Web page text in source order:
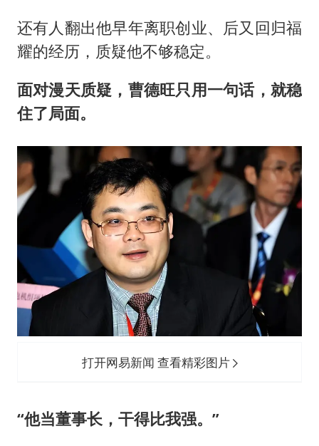
还有人翻出他早年离职创业、后又回归福
耀的经历，质疑他不够稳定。
面对漫天质疑，曹德旺只用一句话，就稳
住了局面。
打开网易新闻 查看精彩图片
“他当董事长，干得比我强。”